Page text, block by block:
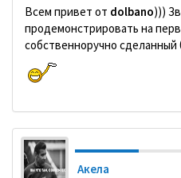
Всем привет от dolbano)))
продемонстрировать на
собственноручно сделанный
Акела